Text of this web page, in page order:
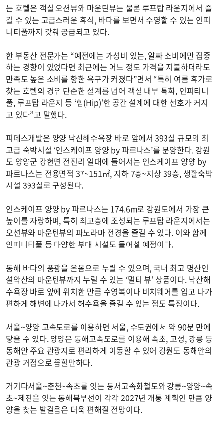
는 호텔은 객실 오션뷰와 마운틴뷰는 물론 루프탑 라운지에서 즐
길 수 있는 고급스러운 휴식, 바다를 보면서 수영할 수 있는 인피
니티풀까지 갖춰 공급되고 있다.
한 부동산 전문가는 “예전에는 가성비 있는, 알짜 소비에만 집중
하는 경향이 있었다면 최근에는 어느 정도 가격을 지불하더라도
만족도 높은 소비를 향한 욕구가 커졌다”면서 “특히 여름 휴가로
찾는 호텔의 경우 단순한 설계를 넘어 객실 내부 특화, 인피티니
풀, 루프탑 라운지 등 ‘힙(Hip)’한 공간 설계에 대한 선호가 커지
고 있다”고 말했다.
피데스개발은 양양 낙산해수욕장 바로 앞에서 393실 규모의 최
고급 숙박시설 ‘인스케이프 양양 by 파르나스’를 분양한다. 강원
도 양양군 강현면 전진리 일대에 들어서는 인스케이프 양양 by
파르나스는 전용면적 37~151㎡, 지하 7층~지상 39층, 생활숙박
시설 393실로 구성된다.
인스케이프 양양 by 파르나스는 174.6m로 강원도에서 가장 큰
높이를 자랑하며, 특히 최고층에 조성되는 루프탑 라운지에서는
오션뷰와 마운틴뷰의 파노라마 전경을 즐길 수 있다. 이와 함께
인피니티풀 등 다양한 부대 시설도 들어설 예정이다.
동해 바다의 풍광을 온몸으로 누릴 수 있으며, 국내 최고 명산인
설악산의 마운틴뷰까지 누릴 수 있는 ‘멀티 뷰’ 상품이다. 낙산해
수욕장 바로 앞에 위치한 만큼 수영복이나 비치웨어를 입고 나가
편하게 해변에 나가서 해수욕을 즐길 수 있는 점도 특징이다.
서울~양양 고속도로를 이용하면 서울, 수도권에서 약 90분 만에
닿을 수 있다. 양양은 동해고속도로를 이용해 속초, 고성, 강릉 등
동해안 주요 관광지로 편리하게 이동할 수 있어 강원도 동해안의
관광 거점으로 꼽힐만하다.
거기다서울~춘천~속초를 잇는 동서고속화철도와 강릉~양양~속
초~제진을 잇는 동해북부선이 각각 2027년 개통 계획인 만큼 양
양을 찾는 발걸음은 더욱 편해질 전망이다.